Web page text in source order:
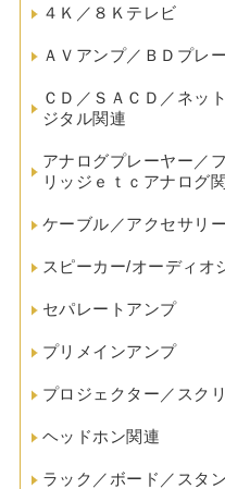
４Ｋ／８Ｋテレビ
ＡＶアンプ／ＢＤプレ
ＣＤ／ＳＡＣＤ／ネッ
ジタル関連
アナログプレーヤー／
リッジｅｔｃアナログ
ケーブル／アクセサリ
スピーカー/オーディオ
セパレートアンプ
プリメインアンプ
プロジェクター／スク
ヘッドホン関連
ラック／ボード／スタ